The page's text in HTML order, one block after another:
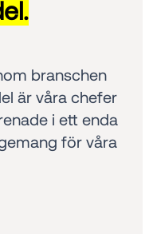
branschen
är våra chefer
i ett enda
för våra